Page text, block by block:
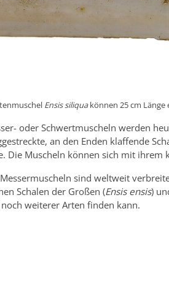
Ensis siliquakönnen 25 cm Länge
oder Schwertmuscheln werden
an den Enden klaffende
Die Muscheln können sich mit ihrem
sind weltweit
Schalen der Großen (Ensis ensis)
weiterer Arten finden kann.